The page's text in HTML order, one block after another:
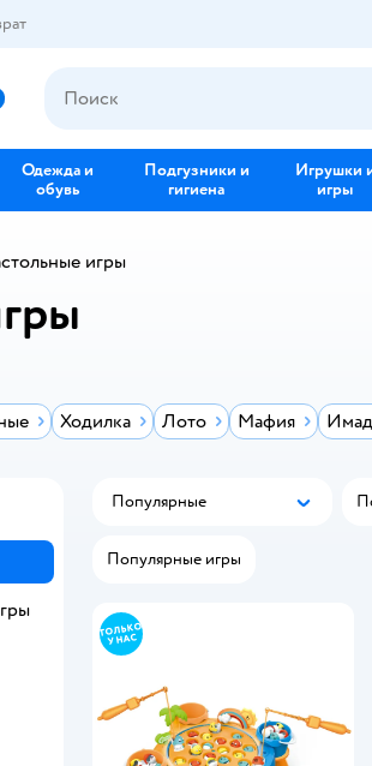
Одежда и
обувь
Подгузники и
гигиена
Игрушки
игры
игры
Ходилка Лото Мафия
Популярные
Популярные
Популярные игры